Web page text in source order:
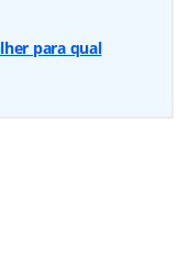
para qual